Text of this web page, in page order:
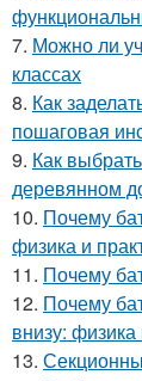
7. Можно ли
классах
8. Как
пошаговая
9. Как
деревянном
10. Почему
физика и
11. Почему
12. Почему
внизу: физика
13.